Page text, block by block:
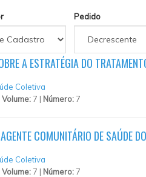
Pedido
A ESTRATÉGIA DO
Coletiva
Volume: 7 | Número: 7
COMUNITÁRIO DE SAÚDE
Coletiva
Volume: 7 | Número: 7